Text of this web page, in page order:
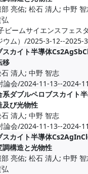
亮佑; 松石 清人; 中野
ビームサイエンスフェス
ウム）/2025-3-12--2025-
スカイト半導体
移
清人; 中野 智志
論会/2024-11-13--2024-
系ダブルペロブスカイト
及び光物性
清人; 中野 智志
論会/2024-11-13--2024-
スカイト半導体
調構造と光物性
亮佑; 松石 清人; 中野